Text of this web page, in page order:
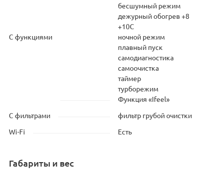
С функциями
бесшумный режим
дежурный обогрев +8
+10С
ночной режим
плавный пуск
самодиагностика
самоочистка
таймер
турборежим
Функция «Ifeel»
С фильтрами фильтр грубой очистки
Wi-Fi Есть
Габариты и вес